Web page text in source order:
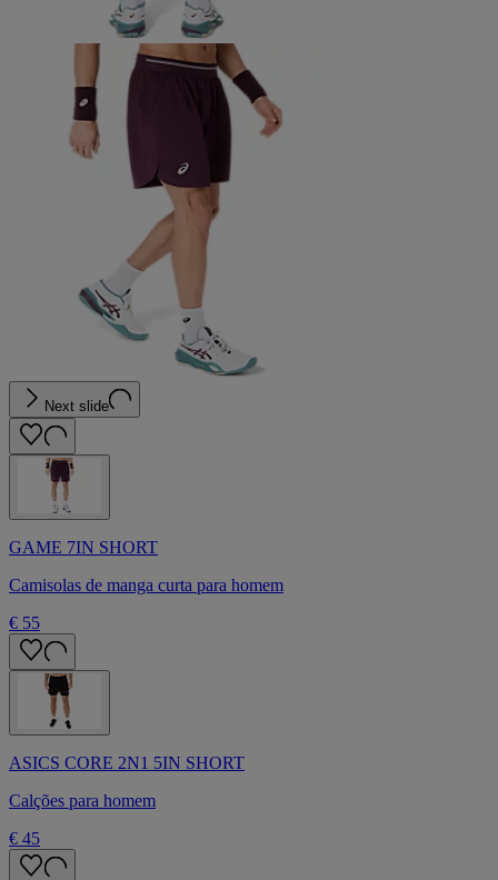
Next slide
GAME 7IN SHORT
Camisolas de manga curta para homem
€ 55
ASICS CORE 2N1 5IN SHORT
Calções para homem
€ 45